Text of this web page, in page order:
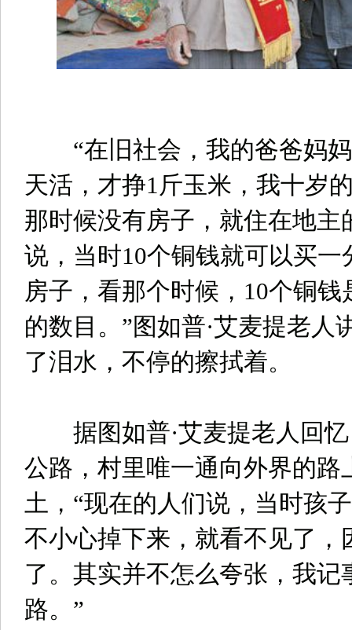
“在旧社会，我的爸爸妈妈
天活，才挣1斤玉米，我十岁
那时候没有房子，就住在地主
说，当时10个铜钱就可以买一
房子，看那个时候，10个铜
的数目。”图如普·艾麦提老人
了泪水，不停的擦拭着。
据图如普·艾麦提老人回忆
公路，村里唯一通向外界的路
土，“现在的人们说，当时孩
不小心掉下来，就看不见了，
了。其实并不怎么夸张，我记
路。”